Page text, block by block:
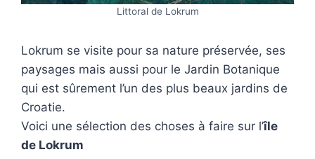
Littoral de Lokrum
Lokrum se visite pour sa nature préservée, ses
paysages mais aussi pour le Jardin Botanique
qui est sûrement l’un des plus beaux jardins de
Croatie.
Voici une sélection des choses à faire sur l’île
de Lokrum